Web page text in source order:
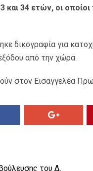
και 34 ετών, οι
δικογραφία για
από την χώρα.
στον Εισαγγελέα
του Δ.